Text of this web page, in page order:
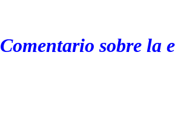
Comentario sobre la